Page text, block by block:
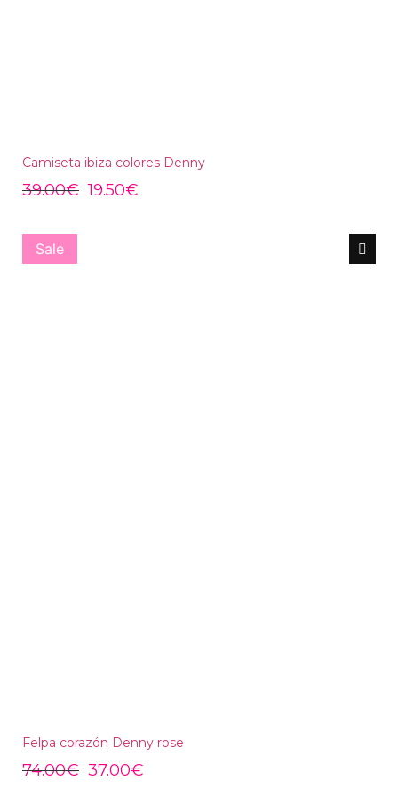
Camiseta ibiza colores Denny
39.00€ 19.50€
Sale
Felpa corazón Denny rose
74.00€ 37.00€